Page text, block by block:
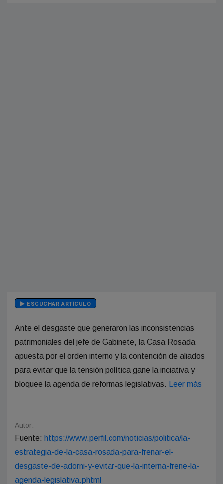
ESCUCHAR ARTÍCULO
Ante el desgaste que generaron las inconsistencias
patrimoniales del jefe de Gabinete, la Casa Rosada
apuesta por el orden interno y la contención de aliados
para evitar que la tensión política gane la inciativa y
bloquee la agenda de reformas legislativas.
Leer más
Autor:
Fuente: https://www.perfil.com/noticias/politica/la-
estrategia-de-la-casa-rosada-para-frenar-el-
desgaste-de-adorni-y-evitar-que-la-interna-frene-la-
agenda-legislativa.phtml